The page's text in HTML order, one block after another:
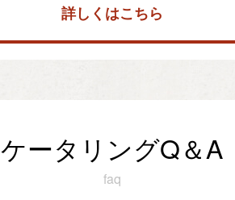
詳しくはこちら
ケータリングQ＆A
faq